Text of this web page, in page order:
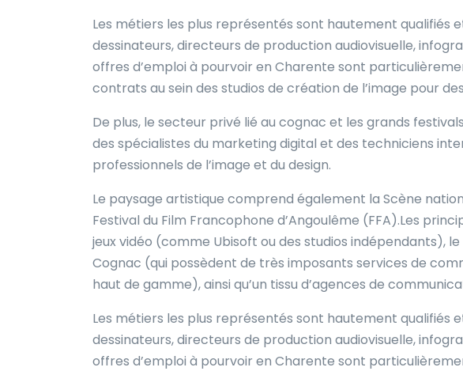
Les métiers les plus représentés sont hautement qualifiés
dessinateurs, directeurs de production audiovisuelle,
offres d’emploi à pourvoir en Charente sont
contrats au sein des studios de création de l’image pour
De plus, le secteur privé lié au cognac et les grands
des spécialistes du marketing digital et des techniciens
professionnels de l’image et du design.
Le paysage artistique comprend également la Scène
Festival du Film Francophone d’Angoulême (FFA).Les
jeux vidéo (comme Ubisoft ou des studios indépendants),
Cognac (qui possèdent de très imposants services de
haut de gamme), ainsi qu’un tissu d’agences de
Les métiers les plus représentés sont hautement qualifiés
dessinateurs, directeurs de production audiovisuelle,
offres d’emploi à pourvoir en Charente sont